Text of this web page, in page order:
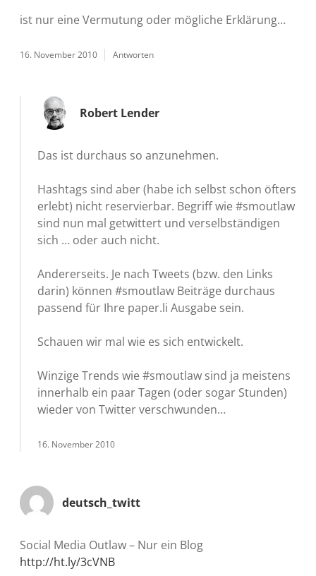
ist nur eine Vermutung oder mögliche Erklärung…
16. November 2010 Antworten
Robert Lender
Das ist durchaus so anzunehmen.
Hashtags sind aber (habe ich selbst schon öfters
erlebt) nicht reservierbar. Begriff wie #smoutlaw
sind nun mal getwittert und verselbständigen
sich … oder auch nicht.
Andererseits. Je nach Tweets (bzw. den Links
darin) können #smoutlaw Beiträge durchaus
passend für Ihre paper.li Ausgabe sein.
Schauen wir mal wie es sich entwickelt.
Winzige Trends wie #smoutlaw sind ja meistens
innerhalb ein paar Tagen (oder sogar Stunden)
wieder von Twitter verschwunden…
16. November 2010
deutsch_twitt
Social Media Outlaw – Nur ein Blog
http://ht.ly/3cVNB